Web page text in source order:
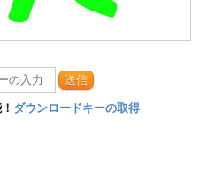
送信
ダウンロードキーの取得